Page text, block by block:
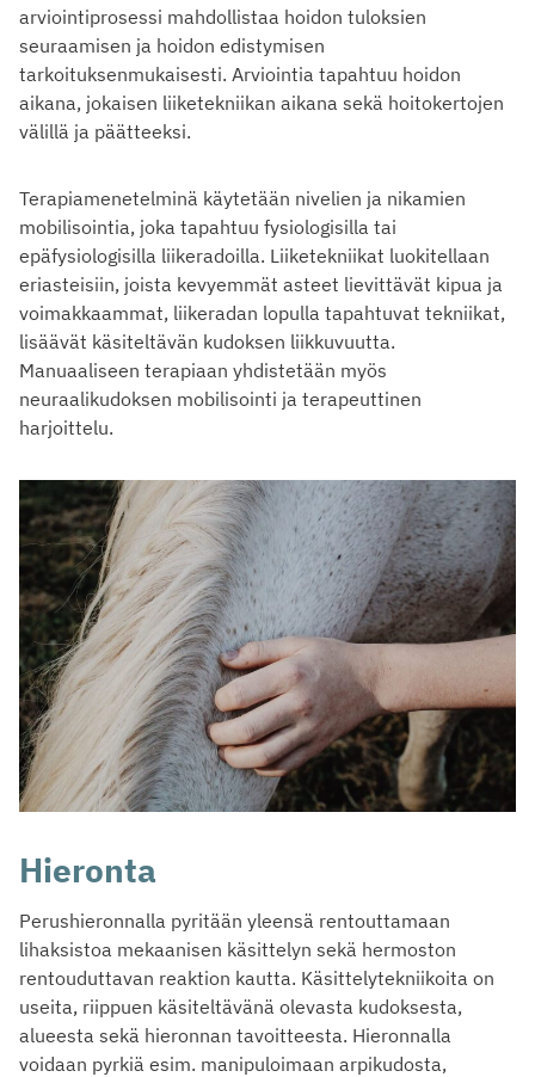
arviointiprosessi mahdollistaa hoidon tuloksien
seuraamisen ja hoidon edistymisen
tarkoituksenmukaisesti. Arviointia tapahtuu hoidon
aikana, jokaisen liiketekniikan aikana sekä hoitokertojen
välillä ja päätteeksi.
Terapiamenetelminä käytetään nivelien ja nikamien
mobilisointia, joka tapahtuu fysiologisilla tai
epäfysiologisilla liikeradoilla. Liiketekniikat luokitellaan
eriasteisiin, joista kevyemmät asteet lievittävät kipua ja
voimakkaammat, liikeradan lopulla tapahtuvat tekniikat,
lisäävät käsiteltävän kudoksen liikkuvuutta.
Manuaaliseen terapiaan yhdistetään myös
neuraalikudoksen mobilisointi ja terapeuttinen
harjoittelu.
Hieronta
Perushieronnalla pyritään yleensä rentouttamaan
lihaksistoa mekaanisen käsittelyn sekä hermoston
rentouduttavan reaktion kautta. Käsittelytekniikoita on
useita, riippuen käsiteltävänä olevasta kudoksesta,
alueesta sekä hieronnan tavoitteesta. Hieronnalla
voidaan pyrkiä esim. manipuloimaan arpikudosta,